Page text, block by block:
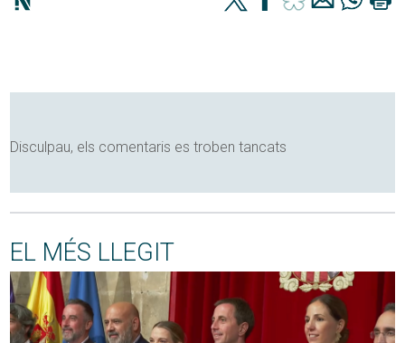
Disculpau, els comentaris es troben tancats
EL MÉS LLEGIT